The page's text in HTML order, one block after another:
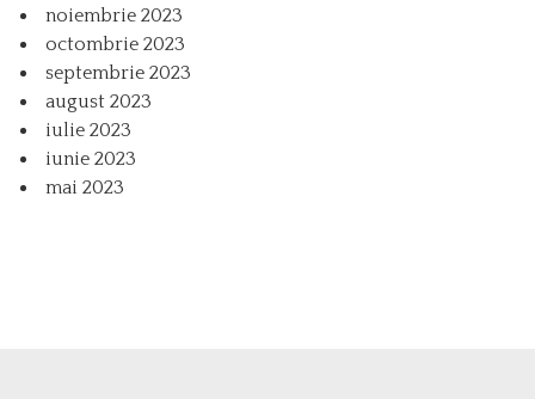
noiembrie 2023
octombrie 2023
septembrie 2023
august 2023
iulie 2023
iunie 2023
mai 2023